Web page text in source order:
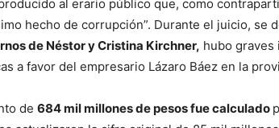
al erario público que, como
hecho de corrupción”. Durante el juicio, se
de Néstor y Cristina Kirchner, hubo graves
a favor del empresario Lázaro Báez en la
de 684 mil millones de pesos fue calculado